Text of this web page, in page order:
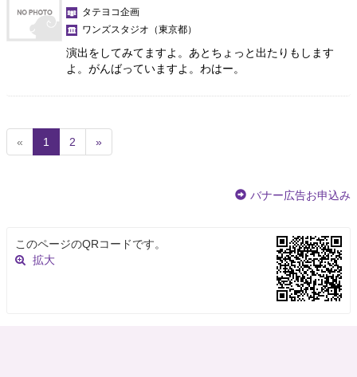
タテヨコ企画
ワンズスタジオ （東京都）
演出をしてみてますよ。あとちょっと出たりもします
よ。がんばっていますよ。わはー。
« 1
c
t
)
2 »
バナー広告お申込み
このページのQRコードです。
拡大